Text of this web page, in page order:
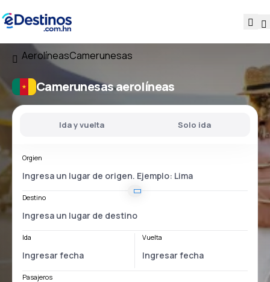
AerolíneasCamerunesas
Camerunesas aerolíneas
Ida y vuelta Solo ida
Orgien
Destino
Ida Vuelta
Pasajeros